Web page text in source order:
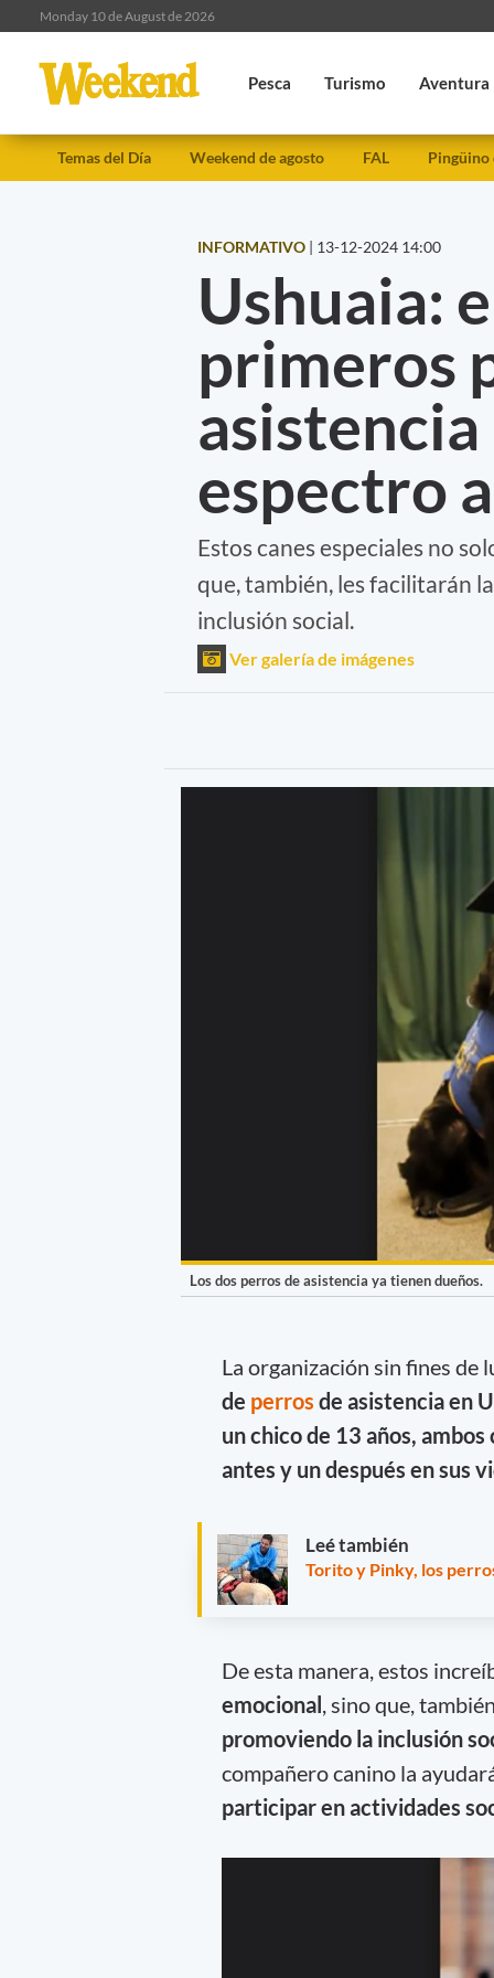
Monday 10 de August de 2026
Pesca Turismo Aventura
Temas del Día Weekend de agosto FAL
INFORMATIVO | 13-12-2024 14:00
Ushuaia:
primeros
espectro
Estos canes especiales no
que, también, les facilitarán
inclusión social.
Ver galería de imágenes
Los dos perros de asistencia ya tienen dueños.
La organización sin fines de
de perros de asistencia en
un chico de 13 años,
antes y un después en sus
Leé también
Torito y Pinky, los
De esta manera, estos
emocional , sino que,
promoviendo la inclusión
compañero canino la
participar en actividades